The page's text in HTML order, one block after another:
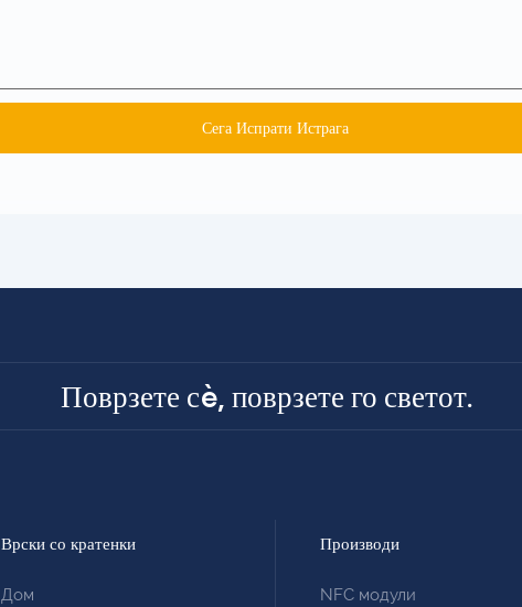
Сега Испрати Истрага
Поврзете сè, поврзете го светот.
Врски со кратенки
Дом
Производи
NFC модули